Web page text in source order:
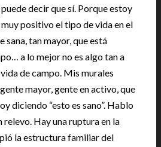
decir que sí. Porque estoy
positivo el tipo de vida en el
tan mayor, que está
a lo mejor no es algo tan a
de campo. Mis murales
mayor, gente en activo, que
diciendo “esto es sano”. Hablo
relevo. Hay una ruptura en la
la estructura familiar del